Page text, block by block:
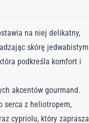
na niej delikatny,
skórę jedwabistym
podkreśla komfort i
akcentów gourmand.
serca z heliotropem,
cypriolu, który zaprasza